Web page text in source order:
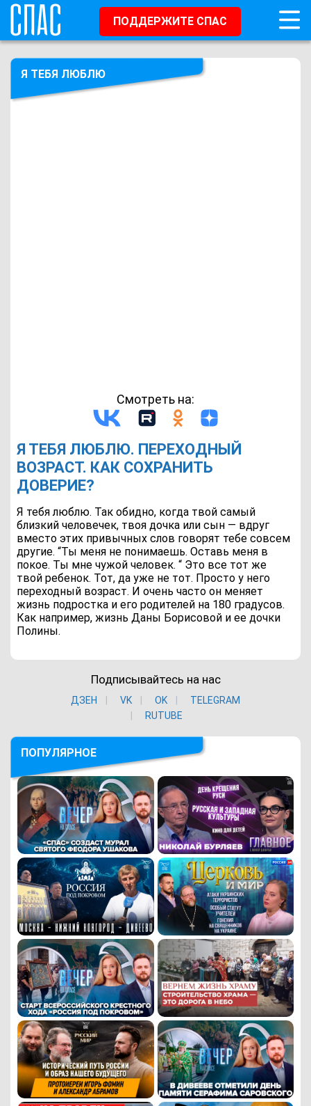
ПОДДЕРЖИТЕ СПАС
Я ТЕБЯ ЛЮБЛЮ
Смотреть на:
Я ТЕБЯ ЛЮБЛЮ. ПЕРЕХОДНЫЙ
ВОЗРАСТ. КАК СОХРАНИТЬ
ДОВЕРИЕ?
Я тебя люблю. Так обидно, когда твой самый
близкий человечек, твоя дочка или сын — вдруг
вместо этих привычных слов говорят тебе совсем
другие. “Ты меня не понимаешь. Оставь меня в
покое. Ты мне чужой человек. “ Это все тот же
твой ребенок. Тот, да уже не тот. Просто у него
переходный возраст. И очень часто он меняет
жизнь подростка и его родителей на 180 градусов.
Как например, жизнь Даны Борисовой и ее дочки
Полины.
Подписывайтесь на нас
ДЗЕН VK ОK
TELEGRAM
RUTUBE
ПОПУЛЯРНОЕ